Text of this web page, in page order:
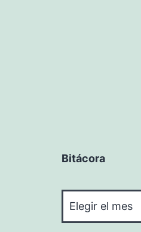
Bitácora